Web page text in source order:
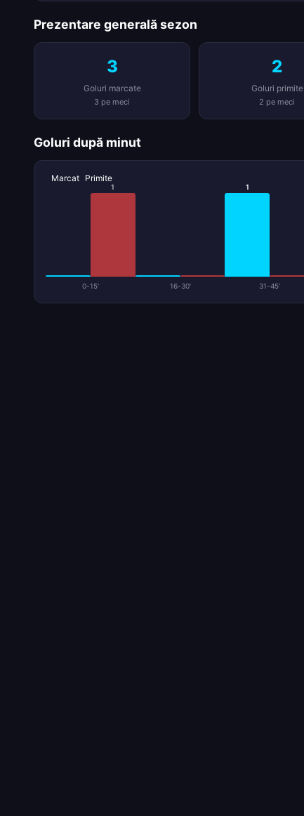
Prezentare generală sezon
3
Goluri marcate
3 pe meci
2
Goluri primite
2 pe meci
Goluri după minut
Marcat Primite
1
0-15' 16-30'
1
31-45'